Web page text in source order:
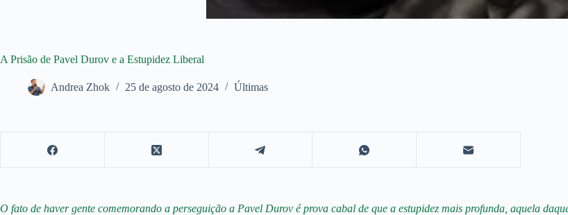
A Prisão de Pavel Durov e a Estupidez Liberal
Andrea Zhok 25 de agosto de 2024 Últimas
O fato de haver gente comemorando a perseguição a Pavel Durov é prova cabal de que a estupidez mais profunda, aquela